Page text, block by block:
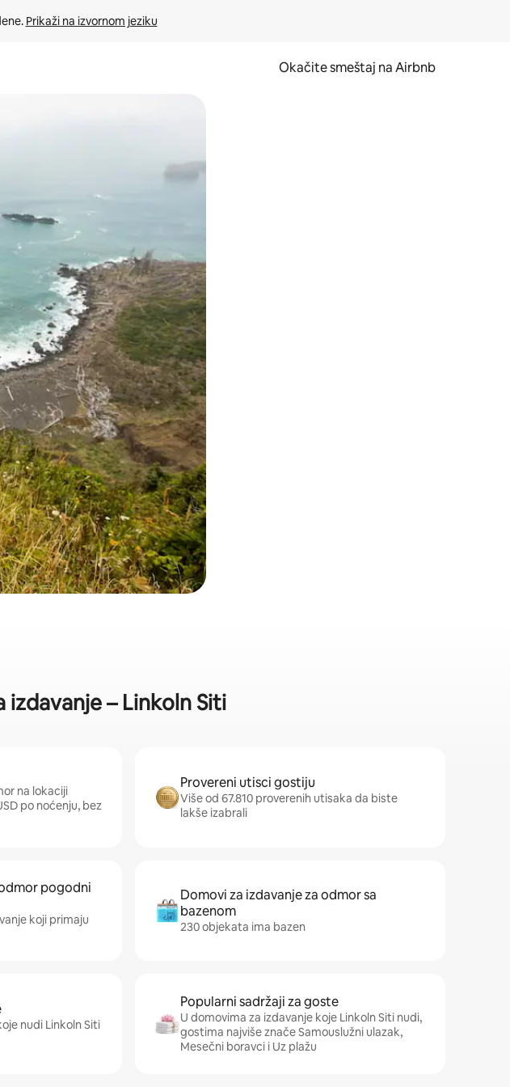
Prikaži na izvornom jeziku
Okačite smeštaj na Airbnb
i da ih istražujte dodirom ili prevlačenjem.
– Linkoln Siti
na lokaciji
po noćenju, bez
Provereni utisci gostiju
Više od 67.810 proverenih utisaka da biste
lakše izabrali
pogodni
koji primaju
Domovi za izdavanje za odmor sa
bazenom
230 objekata ima bazen
nudi Linkoln Siti
Popularni sadržaji za goste
U domovima za izdavanje koje Linkoln Siti nudi,
gostima najviše znače Samouslužni ulazak,
Mesečni boravci i Uz plažu